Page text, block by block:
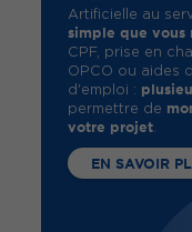
Artificielle au
simple que vous
CPF, prise en
OPCO ou aides
d'emploi :
permettre de
votre projet.
EN SAVOIR